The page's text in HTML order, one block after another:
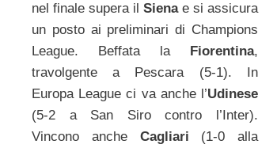
nel finale supera il Sienae si assicura
un posto ai preliminari di Champions
League. Beffata la Fiorentina,
travolgente a Pescara (5-1). In
Europa League ci va anche l’Udinese
(5-2 a San Siro contro l’Inter).
Vincono anche Cagliari (1-0 alla